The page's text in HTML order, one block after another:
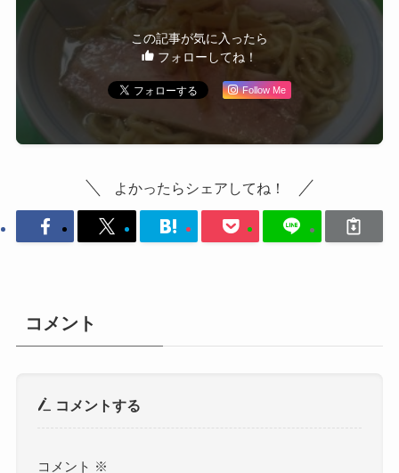
この記事が気に入ったら
フォローしてね！
Follow Me
よかったらシェアしてね！
コメント
コメントする
コメント ※